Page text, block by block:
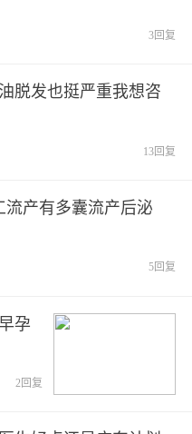
3回复
脱发也挺严重我想咨
13回复
流产有多囊流产后泌
5回复
孕
2回复